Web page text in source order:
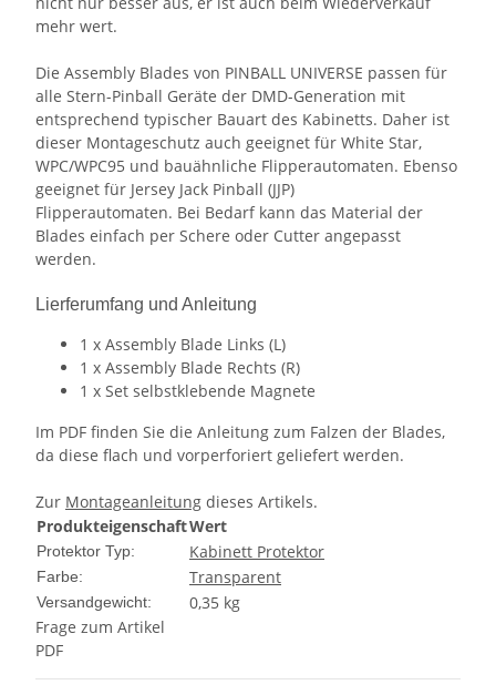
mehr wert.
Die Assembly Blades von PINBALL UNIVERSE passen für
alle Stern-Pinball Geräte der DMD-Generation mit
entsprechend typischer Bauart des Kabinetts. Daher ist
dieser Montageschutz auch geeignet für White Star,
WPC/WPC95 und bauähnliche Flipperautomaten. Ebenso
geeignet für Jersey Jack Pinball (JJP)
Flipperautomaten. Bei Bedarf kann das Material der
Blades einfach per Schere oder Cutter angepasst
werden.
Lierferumfang und Anleitung
1 x Assembly Blade Links (L)
1 x Assembly Blade Rechts (R)
1 x Set selbstklebende Magnete
Im PDF finden Sie die Anleitung zum Falzen der Blades,
da diese flach und vorperforiert geliefert werden.
Zur Montageanleitung dieses Artikels.
ProdukteigenschaftWert
Protektor Typ: Kabinett Protektor
Farbe: Transparent
Versandgewicht:
0,35 kg
Frage zum Artikel
PDF